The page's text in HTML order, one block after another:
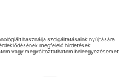
United Kingdom
167 City Road, London, Greater